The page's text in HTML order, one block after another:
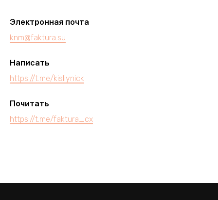
Электронная почта
knm@faktura.su
Написать
https://t.me/kisliynick
Почитать
https://t.me/faktura_cx